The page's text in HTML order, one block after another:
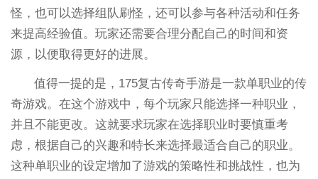
怪，也可以选择组队刷怪，还可以参与各种活动和任务
来提高经验值。玩家还需要合理分配自己的时间和资
源，以便取得更好的进展。
值得一提的是，175复古传奇手游是一款单职业的传
奇游戏。在这个游戏中，每个玩家只能选择一种职业，
并且不能更改。这就要求玩家在选择职业时要慎重考
虑，根据自己的兴趣和特长来选择最适合自己的职业。
这种单职业的设定增加了游戏的策略性和挑战性，也为